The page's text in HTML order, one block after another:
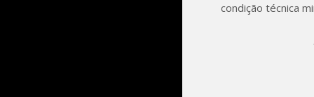
condição técnica